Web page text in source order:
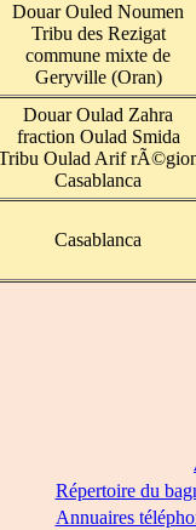
Douar Ouled Noumen
Tribu des Rezigat
commune mixte de
Geryville (Oran)
Douar Oulad Zahra
fraction Oulad Smida
Oulad Arif
Casablanca
Casablanca
Répertoire du
Annuaires